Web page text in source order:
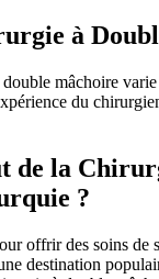
à
mâchoire
du
de la
?
offrir des soins de
destination